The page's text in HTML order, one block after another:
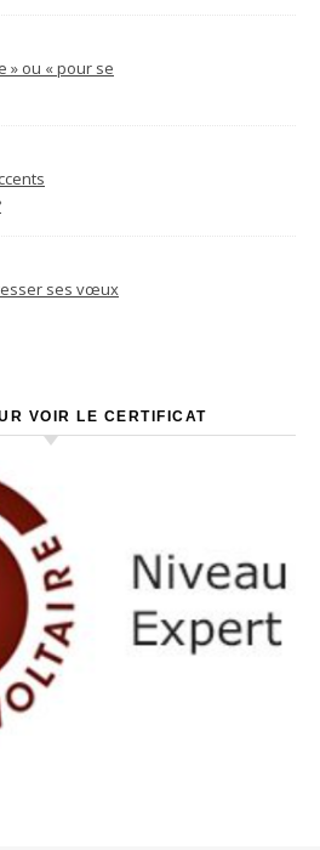
» ou « pour se
ses vœux
VOIR LE CERTIFICAT